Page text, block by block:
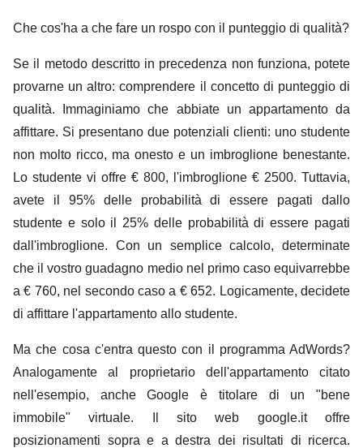
Che cos'ha a che fare un rospo con il punteggio di qualità?
Se il metodo descritto in precedenza non funziona, potete
provarne un altro: comprendere il concetto di punteggio di
qualità. Immaginiamo che abbiate un appartamento da
affittare. Si presentano due potenziali clienti: uno studente
non molto ricco, ma onesto e un imbroglione benestante.
Lo studente vi offre € 800, l'imbroglione € 2500. Tuttavia,
avete il 95% delle probabilità di essere pagati dallo
studente e solo il 25% delle probabilità di essere pagati
dall'imbroglione. Con un semplice calcolo, determinate
che il vostro guadagno medio nel primo caso equivarrebbe
a € 760, nel secondo caso a € 652. Logicamente, decidete
di affittare l'appartamento allo studente.
Ma che cosa c'entra questo con il programma AdWords?
Analogamente al proprietario dell'appartamento citato
nell'esempio, anche Google è titolare di un "bene
immobile" virtuale. Il sito web google.it offre
posizionamenti sopra e a destra dei risultati di ricerca.